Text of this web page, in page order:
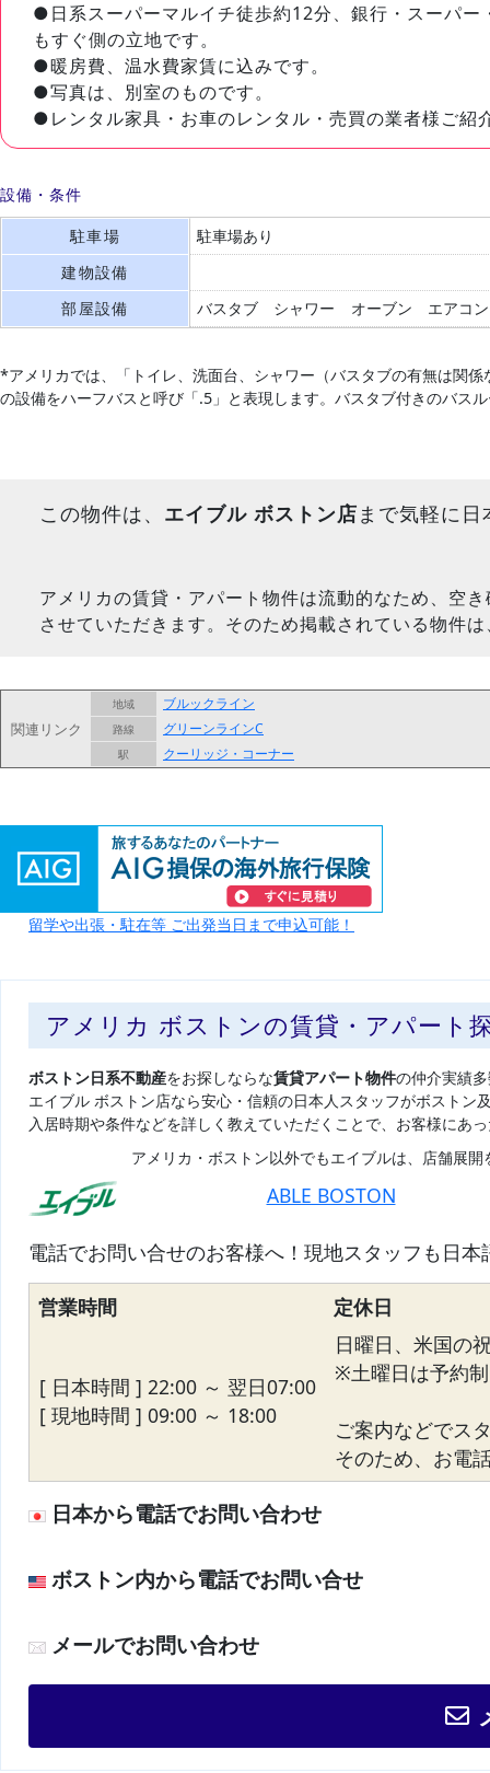
●日系スーパーマルイチ徒歩約12分、銀行・スーパ
もすぐ側の立地です。
●暖房費、温水費家賃に込みです。
●写真は、別室のものです。
●レンタル家具・お車のレンタル・売買の業者様ご紹
設備・条件
駐車場
駐車場あり
建物設備
部屋設備
バスタブ シャワー オーブン エアコン
*アメリカでは、「トイレ、洗面台、シャワー（バスタブの有無は関
の設備をハーフバスと呼び「.5」と表現します。バスタブ付きのバス
この物件は、 エイブル ボストン店 まで気軽に
アメリカの賃貸・アパート物件は流動的なため、空
させていただきます。そのため掲載されている物件
関連リンク
地域 ブルックライン
路線 グリーンラインC
駅 クーリッジ・コーナー
留学や出張・駐在等 ご出発当日まで申込可能！
アメリカ ボストンの賃貸・アパート
ボストン日系不動産をお探しならな賃貸アパート物件の仲介実績
エイブル ボストン店なら安心・信頼の日本人スタッフがボストン
入居時期や条件などを詳しく教えていただくことで、お客様にあ
アメリカ・ボストン以外でもエイブルは、店舗展
ABLE BOSTON
電話でお問い合せのお客様へ！現地スタッフも日
営業時間 定休日
[ 日本時間 ] 22:00 ～ 翌日07:00
[ 現地時間 ] 09:00 ～ 18:00
日曜日、米国の
※土曜日は予約制
ご案内などでス
そのため、お電
日本から電話でお問い合わせ
ボストン内から電話でお問い合せ
メールでお問い合わせ